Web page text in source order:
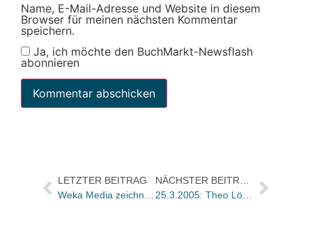
Name, E-Mail-Adresse und Website in diesem
Browser für meinen nächsten Kommentar
speichern.
Ja, ich möchte den BuchMarkt-Newsflash
abonnieren
LETZTER BEITRAG